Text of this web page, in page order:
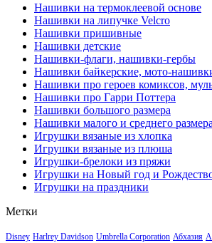
Нашивки на термоклеевой основе
Нашивки на липучке Velcro
Нашивки пришивные
Нашивки детские
Нашивки-флаги, нашивки-гербы
Нашивки байкерские, мото-
Нашивки про героев комиксов,
Нашивки про Гарри Поттера
Нашивки большого размера
Нашивки малого и среднего размера
Игрушки вязаные из хлопка
Игрушки вязаные из плюша
Игрушки-брелоки из пряжи
Игрушки на Новый год и
Игрушки на праздники
Метки
Disney Harlrey Davidson Umbrella Corporation Абхазия